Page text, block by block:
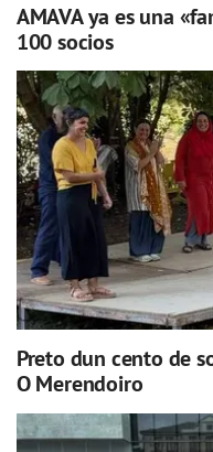
AMAVA ya es una
100 socios
Preto dun cento de
O Merendoiro